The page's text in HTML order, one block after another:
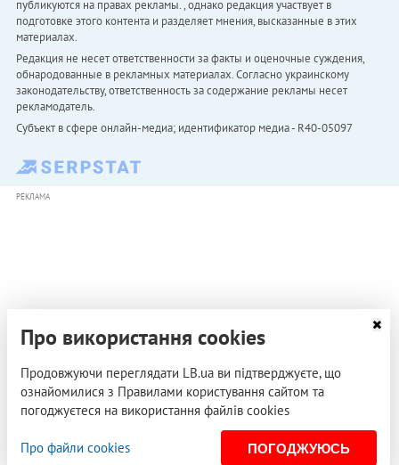
публикуются на правах рекламы. , однако редакция участвует в
подготовке этого контента и разделяет мнения, высказанные в этих
материалах.
Редакция не несет ответственности за факты и оценочные суждения,
обнародованные в рекламных материалах. Согласно украинскому
законодательству, ответственность за содержание рекламы несет
рекламодатель.
Субъект в сфере онлайн-медиа; идентификатор медиа - R40-05097
РЕКЛАМА
Про використання cookies
Продовжуючи переглядати LB.ua ви підтверджуєте, що
ознайомилися з Правилами користування сайтом та
погоджуєтеся на використання файлів cookies
Про файли cookies ПОГОДЖУЮСЬ